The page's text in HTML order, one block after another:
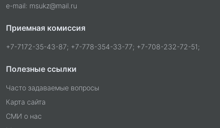
e-mail: msukz@mail.ru
Приемная комиссия
+7-7172-35-43-87; +7-778-354-33-77; +7-708-232-72-51;
Полезные ссылки
Часто задаваемые вопросы
Карта сайта
СМИ о нас